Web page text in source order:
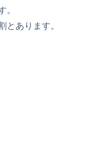
。
とあります。